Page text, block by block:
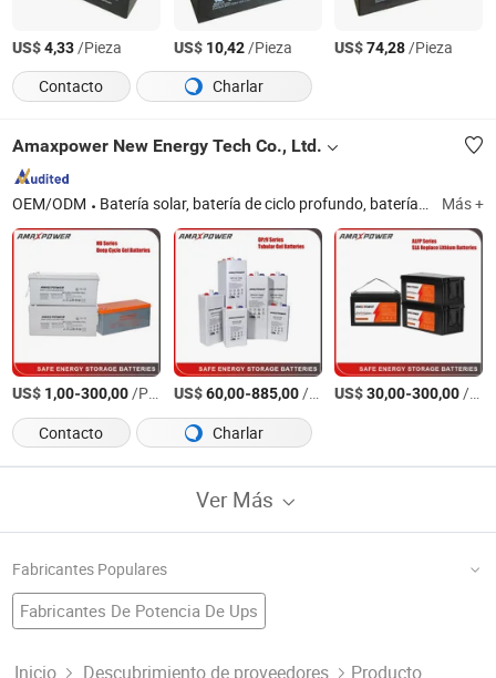
US$4,33/Pieza US$ 10,42/Pieza US$74,28/Pieza
Contacto
Charlar
Amaxpower New Energy Tech Co., Ltd.
OEM/ODM Batería solar, batería de ciclo profundo, batería de plomo-ácido, batería de gel, batería AGM, batería de terminal frontal, batería tubular Opzv/Opzs, batería de UPS, batería de almacenamiento, batería de litio Más +
US$ 1,00-300,00/Pieza US$60,00-885,00/Pieza US$30,00-300,00/Pieza
Contacto
Charlar
Ver Más
Fabricantes Populares
Fabricantes De Potencia De Ups
Inicio Descubrimiento de proveedores Producto